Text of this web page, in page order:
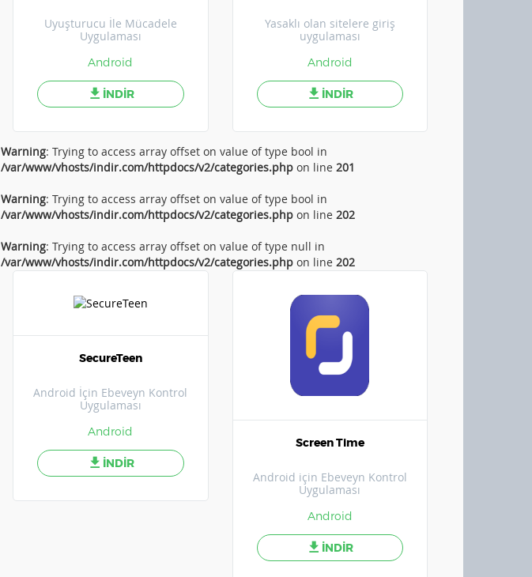
Uyuşturucu İle Mücadele
Uygulaması
Android
İNDİR
Yasaklı olan sitelere giriş
uygulaması
Android
İNDİR
Warning: Trying to access array offset on value of type bool in
/var/www/vhosts/indir.com/httpdocs/v2/categories.php on line 201
Warning: Trying to access array offset on value of type bool in
/var/www/vhosts/indir.com/httpdocs/v2/categories.php on line 202
Warning: Trying to access array offset on value of type null in
/var/www/vhosts/indir.com/httpdocs/v2/categories.php on line 202
SecureTeen
Android İçin Ebeveyn Kontrol
Uygulaması
Android
İNDİR
Screen Time
Android için Ebeveyn Kontrol
Uygulaması
Android
İNDİR